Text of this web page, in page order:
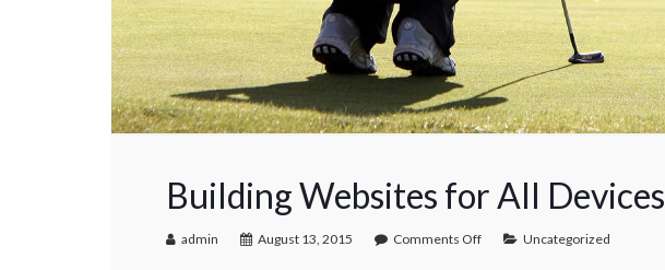
Building Websites for All Devices
admin August 13, 2015 Comments Off Uncategorized